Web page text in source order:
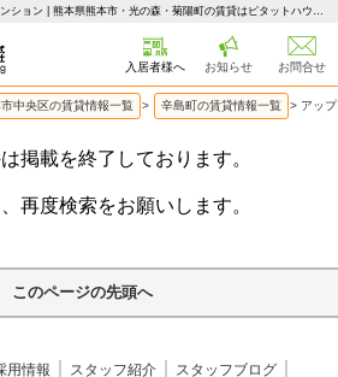
アップリッチ本荘辛島町の1LDK賃貸マンション | 熊本県熊本市・光の森・菊陽町の賃貸はピタットハウス 熊本賃貸サポート
入居者様へ お知らせ お問合せ
中央区の賃貸情報一覧 > 辛島町の賃貸情報一覧 > アッ
掲載を終了しております。
再度検索をお願いします。
このページの先頭へ
用情報 スタッフ紹介
スタッフブログ